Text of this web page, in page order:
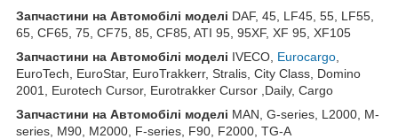
Запчастини на Автомобілі моделі DAF, 45, LF45, 55, LF55,
65, CF65, 75, CF75, 85, CF85, ATI 95, 95XF, XF 95, XF105
Запчастини на Автомобілі моделі IVECO, Eurocargo
EuroTech, EuroStar, EuroTrakkerr, Stralis, City Class, Domino
2001, Eurotech Cursor, Eurotrakker Cursor ,Daily, Cargo
Запчастини на Автомобілі моделі MAN, G-series, L2000, M-
series, M90, M2000, F-series, F90, F2000, TG-A